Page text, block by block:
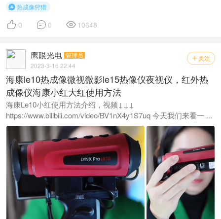
热成像狩猎
 0  0  10648
 关注
鹰眼光电 管理员
2023-3-16 22:44
海康le10热成像微视微影le15热像仪夜视仪，红外热
成像仪海康小红大红使用方法
海康Le10小红使用方法介绍，视频↓↓↓
https://www.bilibili.com/video/BV1nX4y1S7uq 今天我们来看一 ...